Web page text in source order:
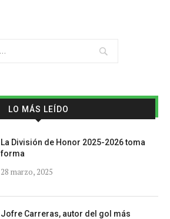
LO MÁS LEÍDO
La División de Honor 2025-2026 toma
forma
28 marzo, 2025
Jofre Carreras, autor del gol más